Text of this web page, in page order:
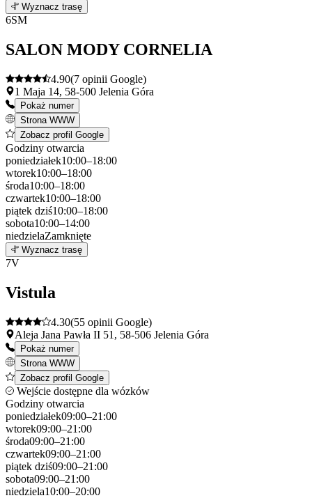
+
Wyznacz trasę
6SM
SALON MODY CORNELIA
4.90(7 opinii Google)
1 Maja 14, 58-500 Jelenia Góra
Pokaż numer
Strona WWW
Zobacz profil Google
Godziny otwarcia
poniedziałek10:00–18:00
wtorek10:00–18:00
środa10:00–18:00
czwartek10:00–18:00
piątek dziś10:00–18:00
sobota10:00–14:00
niedzielaZamknięte
+
Wyznacz trasę
7V
Vistula
4.30(55 opinii Google)
Aleja Jana Pawła II 51, 58-506 Jelenia Góra
Pokaż numer
Strona WWW
Zobacz profil Google
Wejście dostępne dla wózków
Godziny otwarcia
poniedziałek09:00–21:00
wtorek09:00–21:00
środa09:00–21:00
czwartek09:00–21:00
piątek dziś09:00–21:00
sobota09:00–21:00
niedziela10:00–20:00